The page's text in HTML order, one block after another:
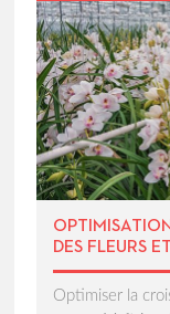
DES FLEURS
Optimiser la